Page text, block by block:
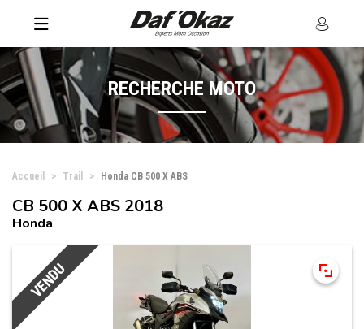
RECHERCHE MOTO
Accueil Trail Honda CB 500 X ABS
VENDU
CB 500 X ABS 2018
Honda